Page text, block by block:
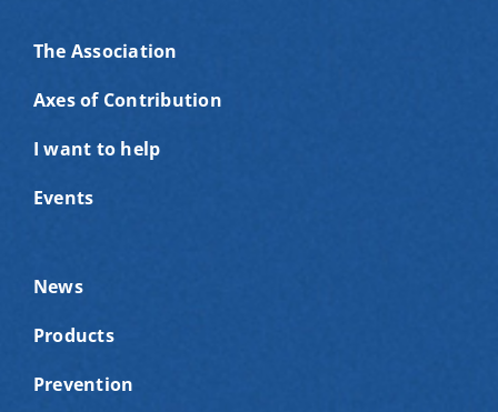
The Association
Axes of Contribution
I want to help
Events
News
Products
Prevention